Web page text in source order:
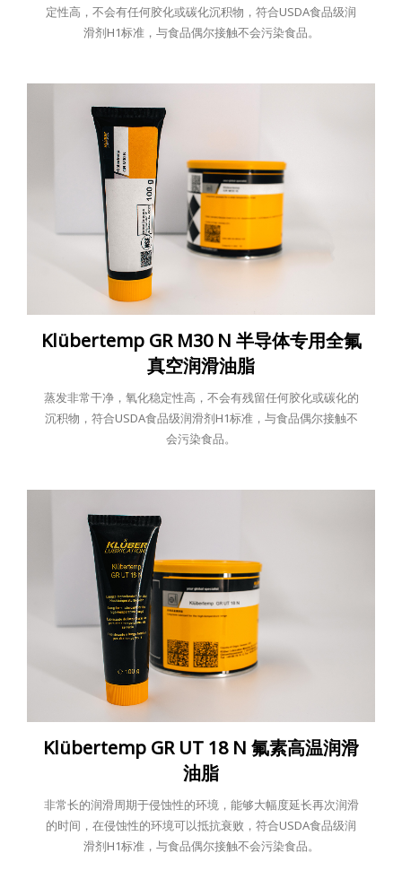
定性高，不会有任何胶化或碳化沉积物，符合USDA食品级润
滑剂H1标准，与食品偶尔接触不会污染食品。
Klübertemp GR M30 N 半导体专用全氟
真空润滑油脂
蒸发非常干净，氧化稳定性高，不会有残留任何胶化或碳化的
沉积物，符合USDA食品级润滑剂H1标准，与食品偶尔接触不
会污染食品。
Klübertemp GR UT 18 N 氟素高温润滑
油脂
非常长的润滑周期于侵蚀性的环境，能够大幅度延长再次润滑
的时间，在侵蚀性的环境可以抵抗衰败，符合USDA食品级润
滑剂H1标准，与食品偶尔接触不会污染食品。